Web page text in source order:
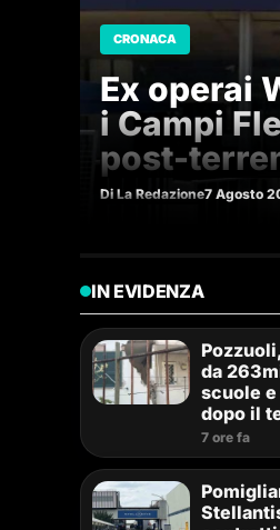
CRONACA
Ex operai
i Campi
post-
Di La Redazione7 Agosto
IN EVIDENZA
da
scuole
dopo il
7 ore fa